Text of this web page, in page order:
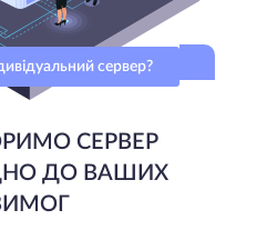
сервер?
СЕРВЕР
ДО ВАШИХ